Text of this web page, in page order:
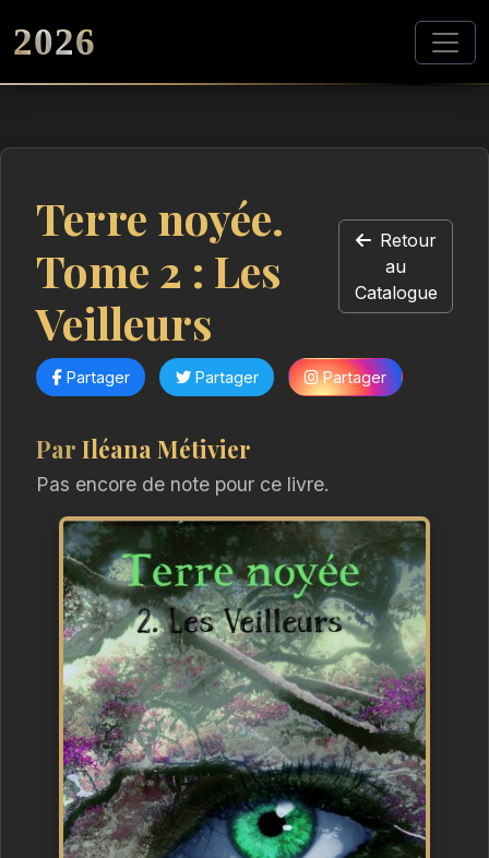
2026
Terre noyée.
Tome 2 : Les
Veilleurs
Retour
au
Catalogue
Partager Partager Partager
Par Iléana Métivier
Pas encore de note pour ce livre.